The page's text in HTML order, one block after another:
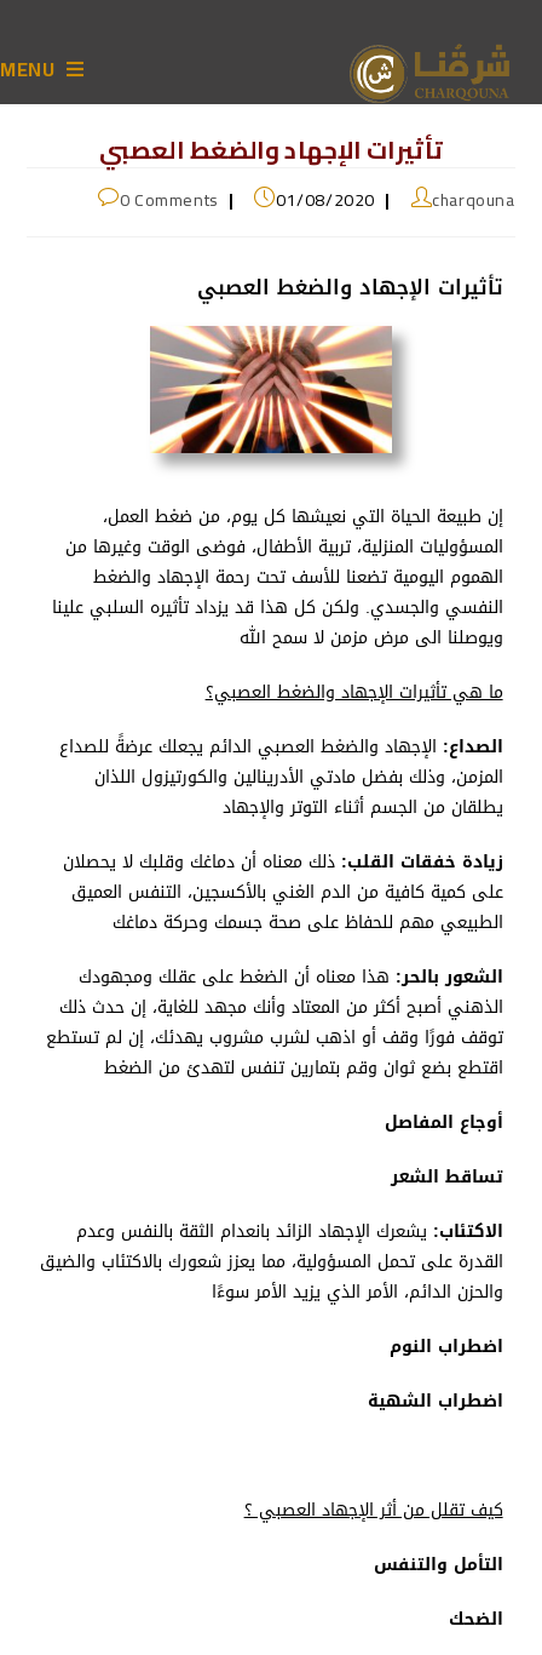
MENU
تأثيرات الإجهاد والضغط العصبي
charqouna
01/08/2020
0 Comments
تأثيرات الإجهاد والضغط العصبي
إن طبيعة الحياة التي نعيشها كل يوم، من ضغط العمل،
المسؤوليات المنزلية، تربية الأطفال، فوضى الوقت وغيرها من
الهموم اليومية تضعنا للأسف تحت رحمة الإجهاد والضغط
النفسي والجسدي. ولكن كل هذا قد يزداد تأثيره السلبي علينا
ويوصلنا الى مرض مزمن لا سمح الله
ما هي تأثيرات الإجهاد والضغط العصبي؟
الصداع: الإجهاد والضغط العصبي الدائم يجعلك عرضةً للصداع
المزمن، وذلك بفضل مادتي الأدرينالين والكورتيزول اللذان
يطلقان من الجسم أثناء التوتر والإجهاد
زيادة خفقات القلب: ذلك معناه أن دماغك وقلبك لا يحصلان
على كمية كافية من الدم الغني بالأكسجين، التنفس العميق
الطبيعي مهم للحفاظ على صحة جسمك وحركة دماغك
الشعور بالحر: هذا معناه أن الضغط على عقلك ومجهودك
الذهني أصبح أكثر من المعتاد وأنك مجهد للغاية، إن حدث ذلك
توقف فورًا وقف أو اذهب لشرب مشروب يهدئك، إن لم تستطع
اقتطع بضع ثوان وقم بتمارين تنفس لتهدئ من الضغط
أوجاع المفاصل
تساقط الشعر
الاكتئاب: يشعرك الإجهاد الزائد بانعدام الثقة بالنفس وعدم
القدرة على تحمل المسؤولية، مما يعزز شعورك بالاكتئاب والضيق
والحزن الدائم، الأمر الذي يزيد الأمر سوءًا
اضطراب النوم
اضطراب الشهية
كيف تقلل من أثر الإجهاد العصبي ؟
التأمل والتنفس
الضحك